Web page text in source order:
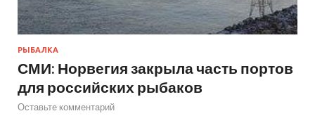
РЫБАЛКА
СМИ: Норвегия закрыла часть портов
для российских рыбаков
Оставьте комментарий